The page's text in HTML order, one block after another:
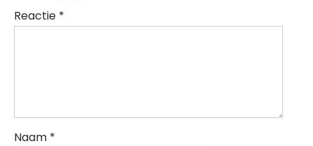
Reactie *
Naam *